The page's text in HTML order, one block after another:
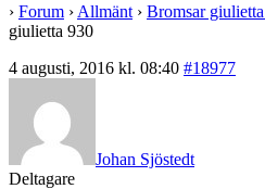
› Forum › Allmänt › Bromsar
giulietta 930
4 augusti, 2016 kl. 08:40 #18977
Johan Sjöstedt
Deltagare